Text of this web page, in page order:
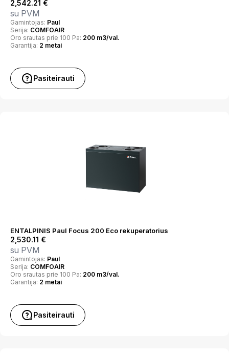
2,542.21 €
su PVM
Gamintojas: Paul
Serija: COMFOAIR
Oro srautas prie 100 Pa: 200 m3/val.
Garantija: 2 metai
Pasiteirauti
ENTALPINIS Paul Focus 200 Eco rekuperatorius
2,530.11 €
su PVM
Gamintojas: Paul
Serija: COMFOAIR
Oro srautas prie 100 Pa: 200 m3/val.
Garantija: 2 metai
Pasiteirauti